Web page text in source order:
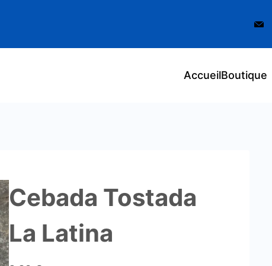
AccueilBoutique
Cebada Tostada
La Latina